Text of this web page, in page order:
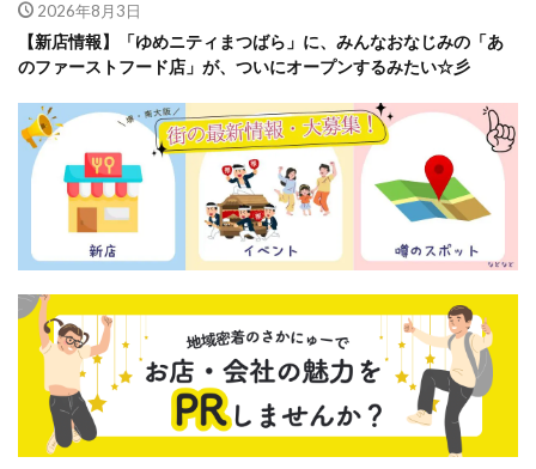
2026年8月3日
【新店情報】「ゆめニティまつばら」に、みんなおなじみの「あ
のファーストフード店」が、ついにオープンするみたい☆彡